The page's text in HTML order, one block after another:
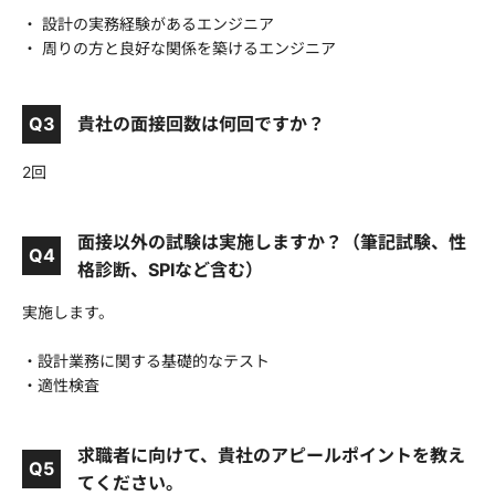
・ 設計の実務経験があるエンジニア
・ 周りの方と良好な関係を築けるエンジニア
Q3 貴社の面接回数は何回ですか？
2回
Q4
面接以外の試験は実施しますか？（筆記試験、性
格診断、SPIなど含む）
実施します。
・設計業務に関する基礎的なテスト
・適性検査
Q5
求職者に向けて、貴社のアピールポイントを教え
てください。